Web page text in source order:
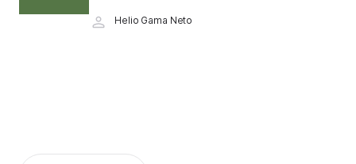
Helio Gama Neto